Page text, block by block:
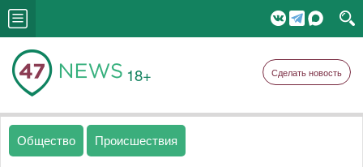
18+ Сделать новость
Общество Происшествия